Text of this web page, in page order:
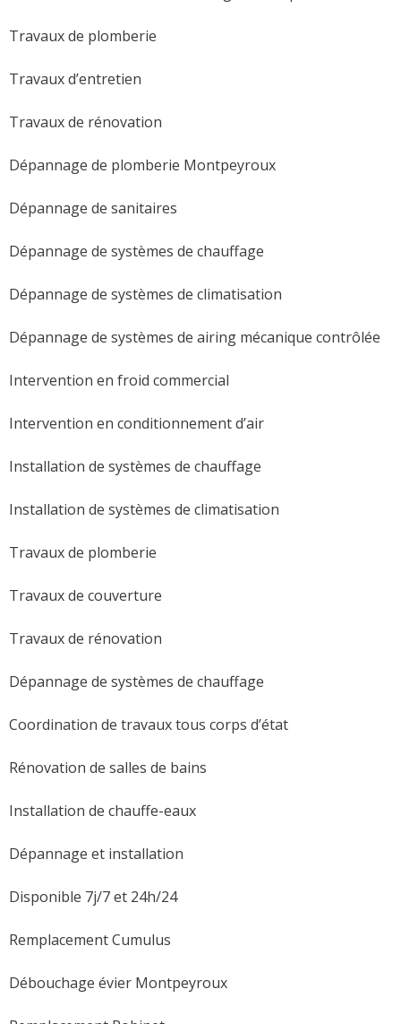
Travaux de plomberie
Travaux d’entretien
Travaux de rénovation
Dépannage de plomberie Montpeyroux
Dépannage de sanitaires
Dépannage de systèmes de chauffage
Dépannage de systèmes de climatisation
Dépannage de systèmes de airing mécanique contrôlée
Intervention en froid commercial
Intervention en conditionnement d’air
Installation de systèmes de chauffage
Installation de systèmes de climatisation
Travaux de plomberie
Travaux de couverture
Travaux de rénovation
Dépannage de systèmes de chauffage
Coordination de travaux tous corps d’état
Rénovation de salles de bains
Installation de chauffe-eaux
Dépannage et installation
Disponible 7j/7 et 24h/24
Remplacement Cumulus
Débouchage évier Montpeyroux